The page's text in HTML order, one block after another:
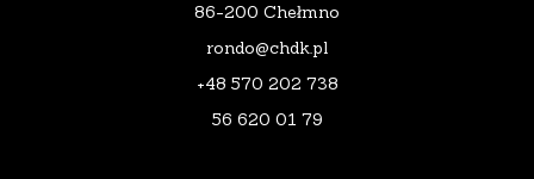
86-200 Chełmno
rondo@chdk.pl
+48 570 202 738
56 620 01 79